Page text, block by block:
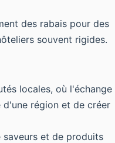
des rabais pour des
souvent rigides.
locales, où l'échange
d'une région et de créer
saveurs et de produits